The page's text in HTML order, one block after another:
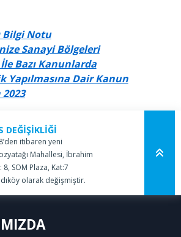
Bilgi Notu
Sanayi Bölgeleri
Bazı Kanunlarda
Yapılmasına Dair Kanun
DEĞİŞİKLİĞİ
itibaren yeni
Mahallesi, İbrahim
8, SOM Plaza, Kat:7
olarak değişmiştir.